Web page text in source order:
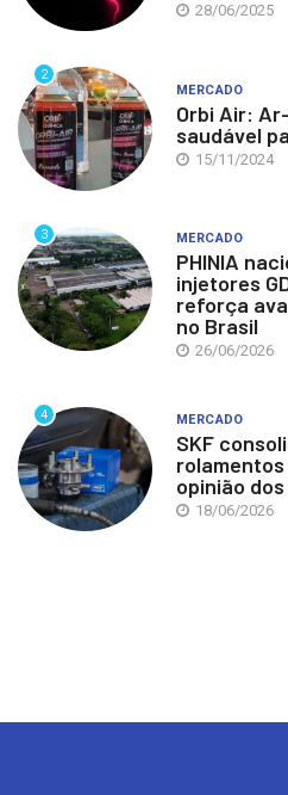
28/06/2025
2
MERCADO
Orbi Air:
saudável
15/11/2024
3 MERCADO
PHINIA
injetores
reforça
no Brasil
26/06/2026
4 MERCADO
SKF
opinião
18/06/2026